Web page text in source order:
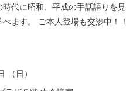
代に昭和、平成の手話語りを見
ます。 ご本人登場も交渉中！！
（日）